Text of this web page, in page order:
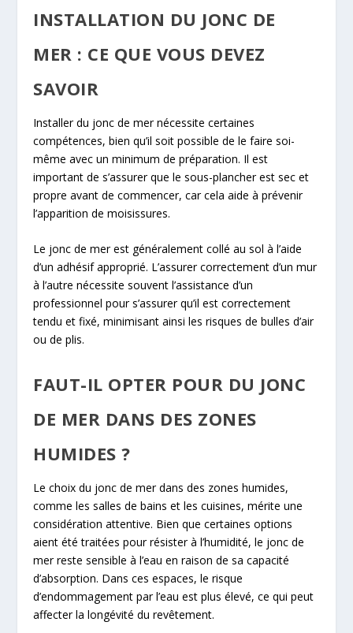
INSTALLATION DU JONC DE
MER : CE QUE VOUS DEVEZ
SAVOIR
Installer du jonc de mer nécessite certaines
compétences, bien qu’il soit possible de le faire soi-
même avec un minimum de préparation. Il est
important de s’assurer que le sous-plancher est sec et
propre avant de commencer, car cela aide à prévenir
l’apparition de moisissures.
Le jonc de mer est généralement collé au sol à l’aide
d’un adhésif approprié. L’assurer correctement d’un mur
à l’autre nécessite souvent l’assistance d’un
professionnel pour s’assurer qu’il est correctement
tendu et fixé, minimisant ainsi les risques de bulles d’air
ou de plis.
FAUT-IL OPTER POUR DU JONC
DE MER DANS DES ZONES
HUMIDES ?
Le choix du jonc de mer dans des zones humides,
comme les salles de bains et les cuisines, mérite une
considération attentive. Bien que certaines options
aient été traitées pour résister à l’humidité, le jonc de
mer reste sensible à l’eau en raison de sa capacité
d’absorption. Dans ces espaces, le risque
d’endommagement par l’eau est plus élevé, ce qui peut
affecter la longévité du revêtement.